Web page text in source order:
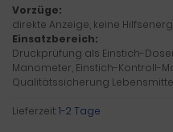
Vorzüge:
direkte Anzeige, keine
Einsatzbereich:
Druckprüfung als Einstich-
Manometer, Einstich-Kontroll-
Qualitätssicherung
Lieferzeit:1-2 Tage